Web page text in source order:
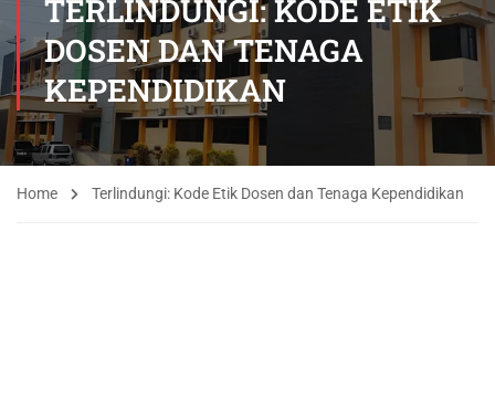
TERLINDUNGI: KODE ETIK
DOSEN DAN TENAGA
KEPENDIDIKAN
Home Terlindungi: Kode Etik Dosen dan Tenaga Kependidikan